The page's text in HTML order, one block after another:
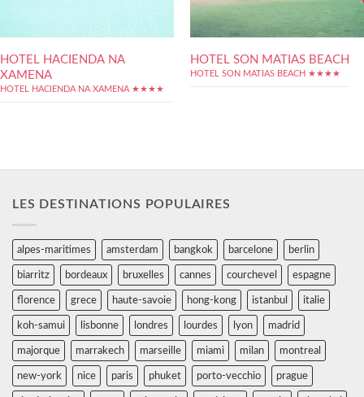
HOTEL HACIENDA NA
XAMENA
HOTEL HACIENDA NA XAMENA ★★★★
HOTEL SON MATIAS BEACH
HOTEL SON MATIAS BEACH ★★★★
LES DESTINATIONS POPULAIRES
alpes-maritimes amsterdam bangkok barcelone berlin
biarritz bordeaux bruxelles cannes courchevel espagne
florence grece haute-savoie hong-kong istanbul italie
koh-samui lisbonne londres lourdes lyon madrid
majorque marrakech marseille miami milan montreal
new-york nice paris phuket porto-vecchio prague